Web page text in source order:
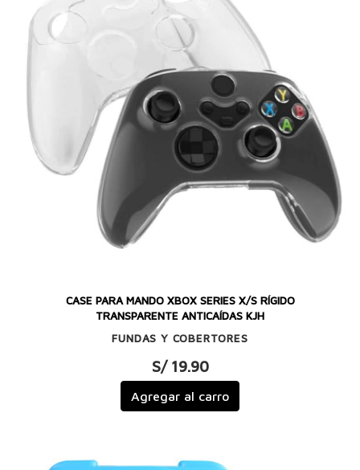
CASE PARA MANDO XBOX SERIES X/S RÍGIDO
TRANSPARENTE ANTICAÍDAS KJH
FUNDAS Y COBERTORES
S/ 19.90
Agregar al carro